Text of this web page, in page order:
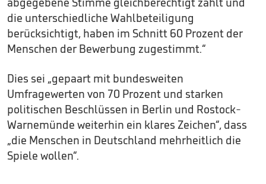
die unterschiedliche Wahlbeteiligung
berücksichtigt, haben im Schnitt 60 Prozent der
Menschen der Bewerbung zugestimmt.“
Dies sei „gepaart mit bundesweiten
Umfragewerten von 70 Prozent und starken
politischen Beschlüssen in Berlin und Rostock-
Warnemünde weiterhin ein klares Zeichen“, dass
„die Menschen in Deutschland mehrheitlich die
Spiele wollen“.